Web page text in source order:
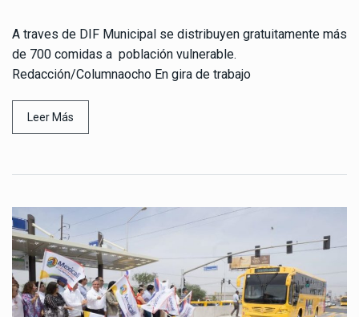
A traves de DIF Municipal se distribuyen gratuitamente más
de 700 comidas a población vulnerable.
Redacción/Columnaocho En gira de trabajo
Leer Más